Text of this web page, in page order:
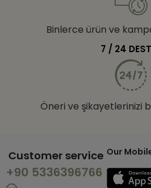
Binlerce ürün ve
7 / 24
Öneri ve şikayetlerinizi
Customer service
+90 5336396766
Our